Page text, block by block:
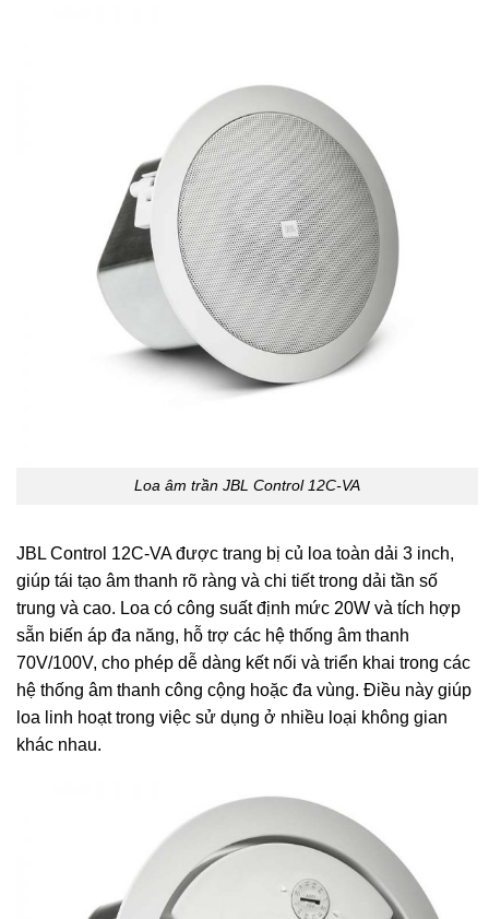
Loa âm trần JBL Control 12C-VA
JBL Control 12C-VA được trang bị củ loa toàn dải 3 inch,
giúp tái tạo âm thanh rõ ràng và chi tiết trong dải tần số
trung và cao. Loa có công suất định mức 20W và tích hợp
sẵn biến áp đa năng, hỗ trợ các hệ thống âm thanh
70V/100V, cho phép dễ dàng kết nối và triển khai trong các
hệ thống âm thanh công cộng hoặc đa vùng. Điều này giúp
loa linh hoạt trong việc sử dụng ở nhiều loại không gian
khác nhau.